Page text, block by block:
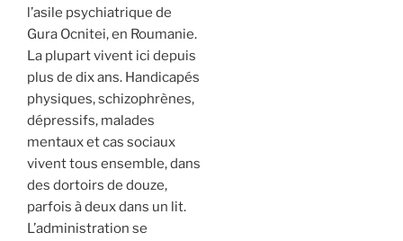
l’asile psychiatrique de
Gura Ocnitei, en Roumanie.
La plupart vivent ici depuis
plus de dix ans. Handicapés
physiques, schizophrènes,
dépressifs, malades
mentaux et cas sociaux
vivent tous ensemble, dans
des dortoirs de douze,
parfois à deux dans un lit.
L’administration se